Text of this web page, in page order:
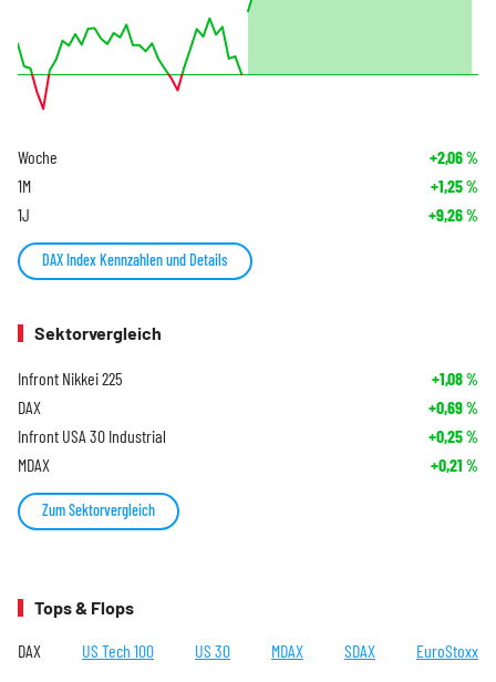
Woche +2,06%
1M +1,25%
1J +9,26%
DAX Index Kennzahlen und Details
Sektorvergleich
Infront Nikkei 225 +1,08%
DAX +0,69%
Infront USA 30 Industrial +0,25%
MDAX +0,21 %
Zum Sektorvergleich
Tops & Flops
DAX US Tech 100 US 30 MDAX SDAX EuroStoxx